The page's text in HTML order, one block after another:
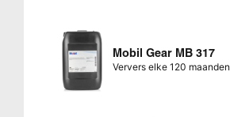
Mobil Gear MB 317
Ververs elke 120 maanden